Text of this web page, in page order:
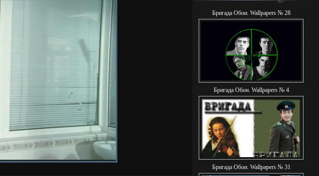
Бригада Обои. Wallpapers № 28
Бригада Обои. Wallpapers № 4
Бригада Обои. Wallpapers № 31